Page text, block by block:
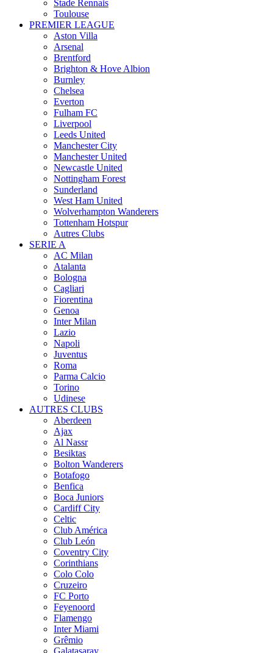
Stade Rennais
Toulouse
PREMIER LEAGUE
Aston Villa
Arsenal
Brentford
Brighton & Hove Albion
Burnley
Chelsea
Everton
Fulham FC
Liverpool
Leeds United
Manchester City
Manchester United
Newcastle United
Nottingham Forest
Sunderland
West Ham United
Wolverhampton Wanderers
Tottenham Hotspur
Autres Clubs
SERIE A
AC Milan
Atalanta
Bologna
Cagliari
Fiorentina
Genoa
Inter Milan
Lazio
Napoli
Juventus
Roma
Parma Calcio
Torino
Udinese
AUTRES CLUBS
Aberdeen
Ajax
Al Nassr
Besiktas
Bolton Wanderers
Botafogo
Benfica
Boca Juniors
Cardiff City
Celtic
Club América
Club León
Coventry City
Corinthians
Colo Colo
Cruzeiro
FC Porto
Feyenoord
Flamengo
Inter Miami
Grêmio
Galatasaray